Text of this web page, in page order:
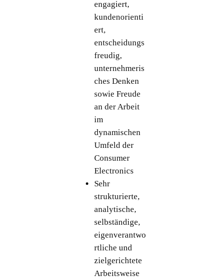
engagiert,
kundenorienti
ert,
entscheidungs
freudig,
unternehmeris
ches Denken
sowie Freude
an der Arbeit
im
dynamischen
Umfeld der
Consumer
Electronics
Sehr
strukturierte,
analytische,
selbständige,
eigenverantwo
rtliche und
zielgerichtete
Arbeitsweise